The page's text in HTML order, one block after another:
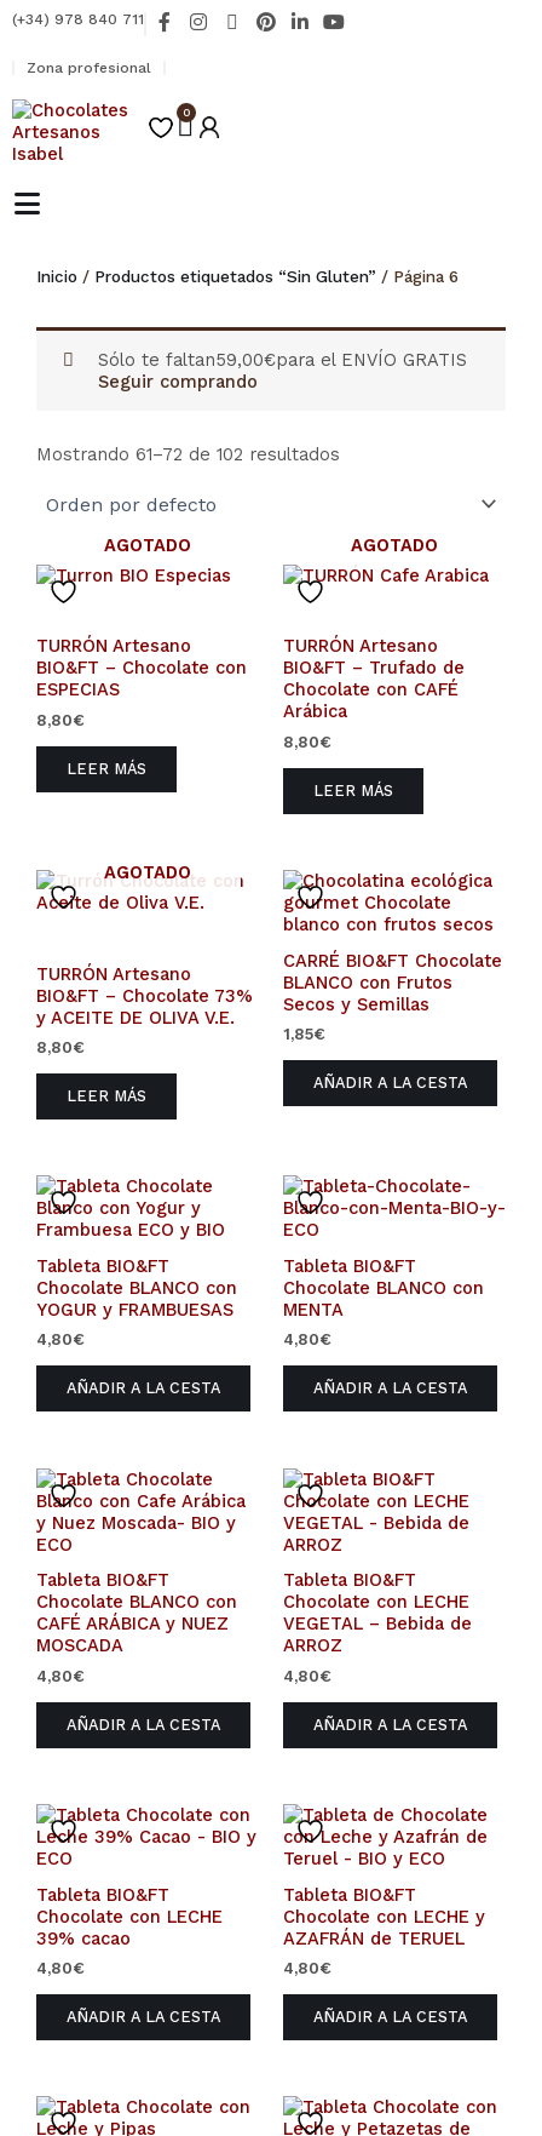
(+34) 978 840 711
F
a
o
o
I
g
r
X
P
i
L
Y
Zona profesional
0
Carrito
Inicio / Productos etiquetados “Sin Gluten” / Página 6
Sólo te faltan59,00€para el ENVÍO GRATIS
Seguir comprando
Mostrando 61–72 de 102 resultados
AGOTADO
TURRÓN Artesano
BIO&FT – Chocolate con
ESPECIAS
8,80€
LEER MÁS
AGOTADO
TURRÓN Artesano
BIO&FT – Trufado de
Chocolate con CAFÉ
Arábica
8,80€
LEER MÁS
AGOTADO
TURRÓN Artesano
BIO&FT – Chocolate 73%
y ACEITE DE OLIVA V.E.
8,80€
LEER MÁS
CARRÉ BIO&FT Chocolate
BLANCO con Frutos
Secos y Semillas
1,85€
AÑADIR A LA CESTA
Tableta BIO&FT
Chocolate BLANCO con
YOGUR y FRAMBUESAS
4,80€
AÑADIR A LA CESTA
Tableta BIO&FT
Chocolate BLANCO con
MENTA
4,80€
AÑADIR A LA CESTA
Tableta BIO&FT
Chocolate BLANCO con
CAFÉ ARÁBICA y NUEZ
MOSCADA
4,80€
AÑADIR A LA CESTA
Tableta BIO&FT
Chocolate con LECHE
VEGETAL – Bebida de
ARROZ
4,80€
AÑADIR A LA CESTA
Tableta BIO&FT
Chocolate con LECHE
39% cacao
4,80€
AÑADIR A LA CESTA
Tableta BIO&FT
Chocolate con LECHE y
AZAFRÁN de TERUEL
4,80€
AÑADIR A LA CESTA